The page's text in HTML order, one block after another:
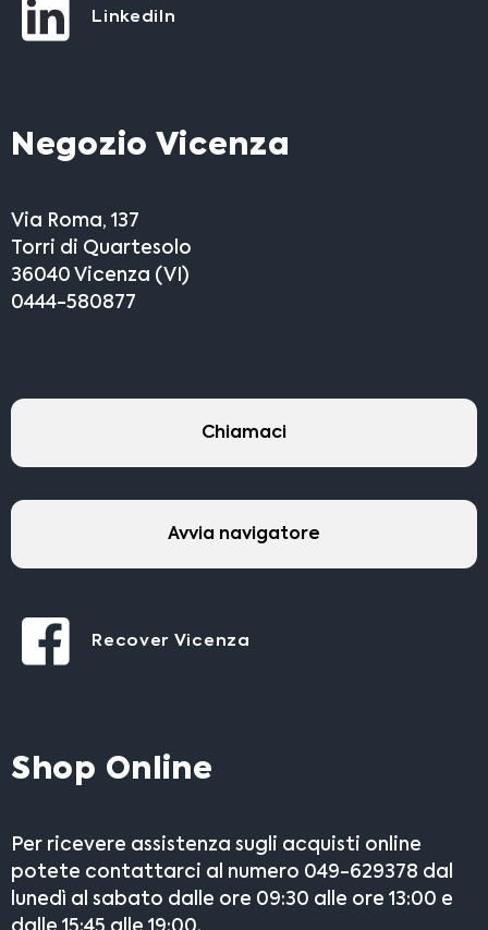
LinkediIn
Negozio Vicenza
Via Roma, 137
Torri di Quartesolo
36040 Vicenza (VI)
0444-580877
Chiamaci
Avvia navigatore
Recover Vicenza
Shop Online
Per ricevere assistenza sugli acquisti online
potete contattarci al numero 049-629378 dal
lunedì al sabato dalle ore 09:30 alle ore 13:00 e